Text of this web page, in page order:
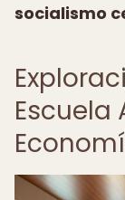
socialismo
Escuela